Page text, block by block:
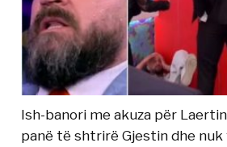
Ish-banori me akuza për Laertin
panë të shtrirë Gjestin dhe nuk